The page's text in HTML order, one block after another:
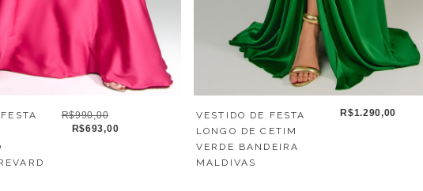
R$990,00
R$693,00
VESTIDO DE FESTA
LONGO DE CETIM
VERDE BANDEIRA
MALDIVAS
R$1.290,00